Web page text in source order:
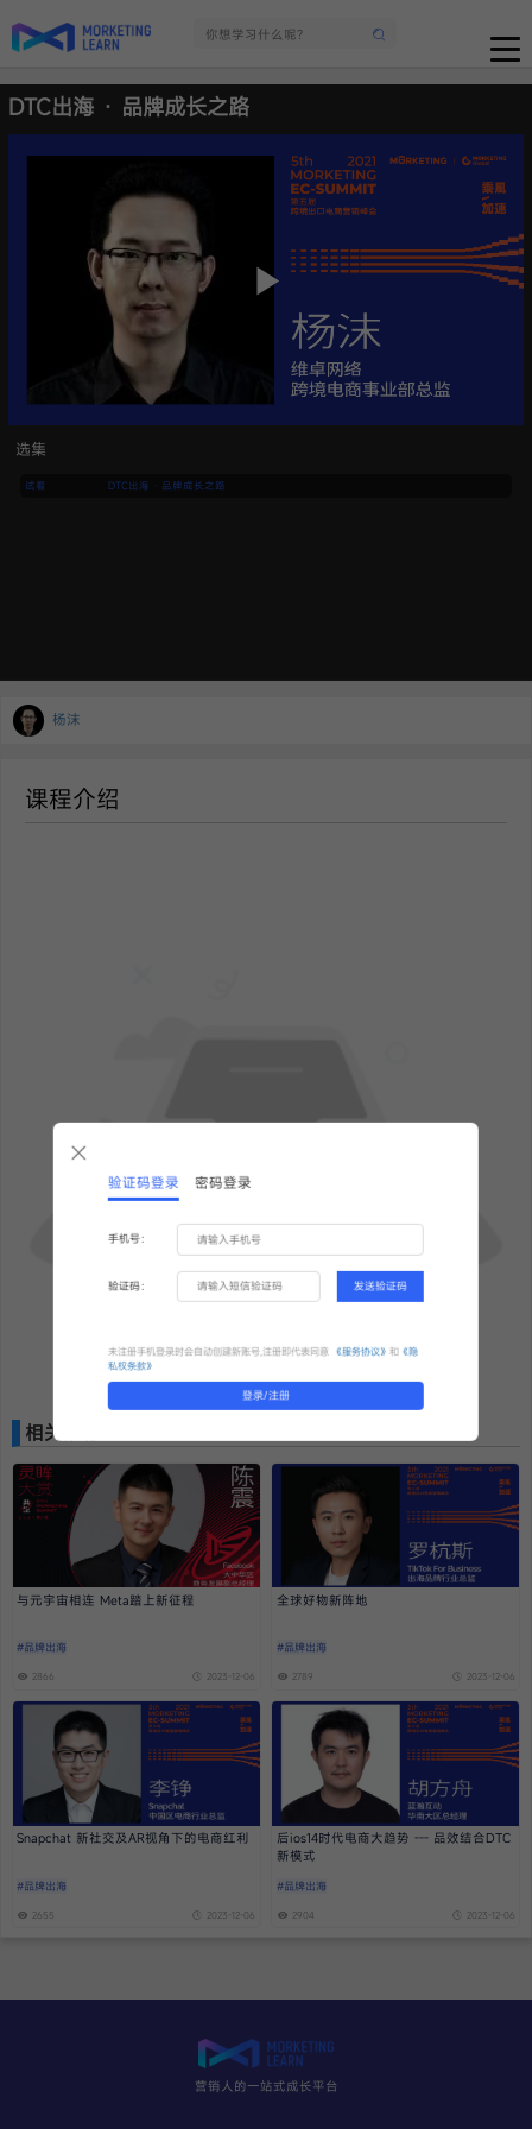
DTC出海 · 品牌成长之路
选集
试看 DTC出海 · 品牌成长之路
杨沫
课程介绍
相关推荐
与元宇宙相连 Meta踏上新征程
#品牌出海
2866 2023-12-06
全球好物新阵地
#品牌出海
2789 2023-12-06
Snapchat 新社交及AR视角下的电商红利
#品牌出海
2655 2023-12-06
后ios14时代电商大趋势 --- 品效结合DTC
新模式
#品牌出海
2904 2023-12-06
营销人的一站式成长平台
验证码登录 密码登录
手机号：
验证码： 发送验证码
未注册手机登录时会自动创建新账号,注册即代表同意 《服务协议》 和《隐
私权条款》
登录/注册